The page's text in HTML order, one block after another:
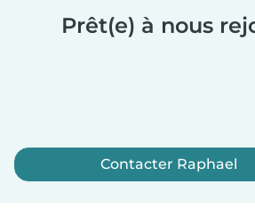
Prêt(e) à nous
Contacter Raphael